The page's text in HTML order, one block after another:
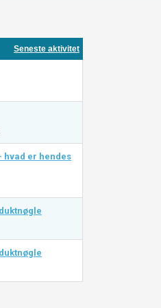
Seneste aktivitet
hvad er hendes